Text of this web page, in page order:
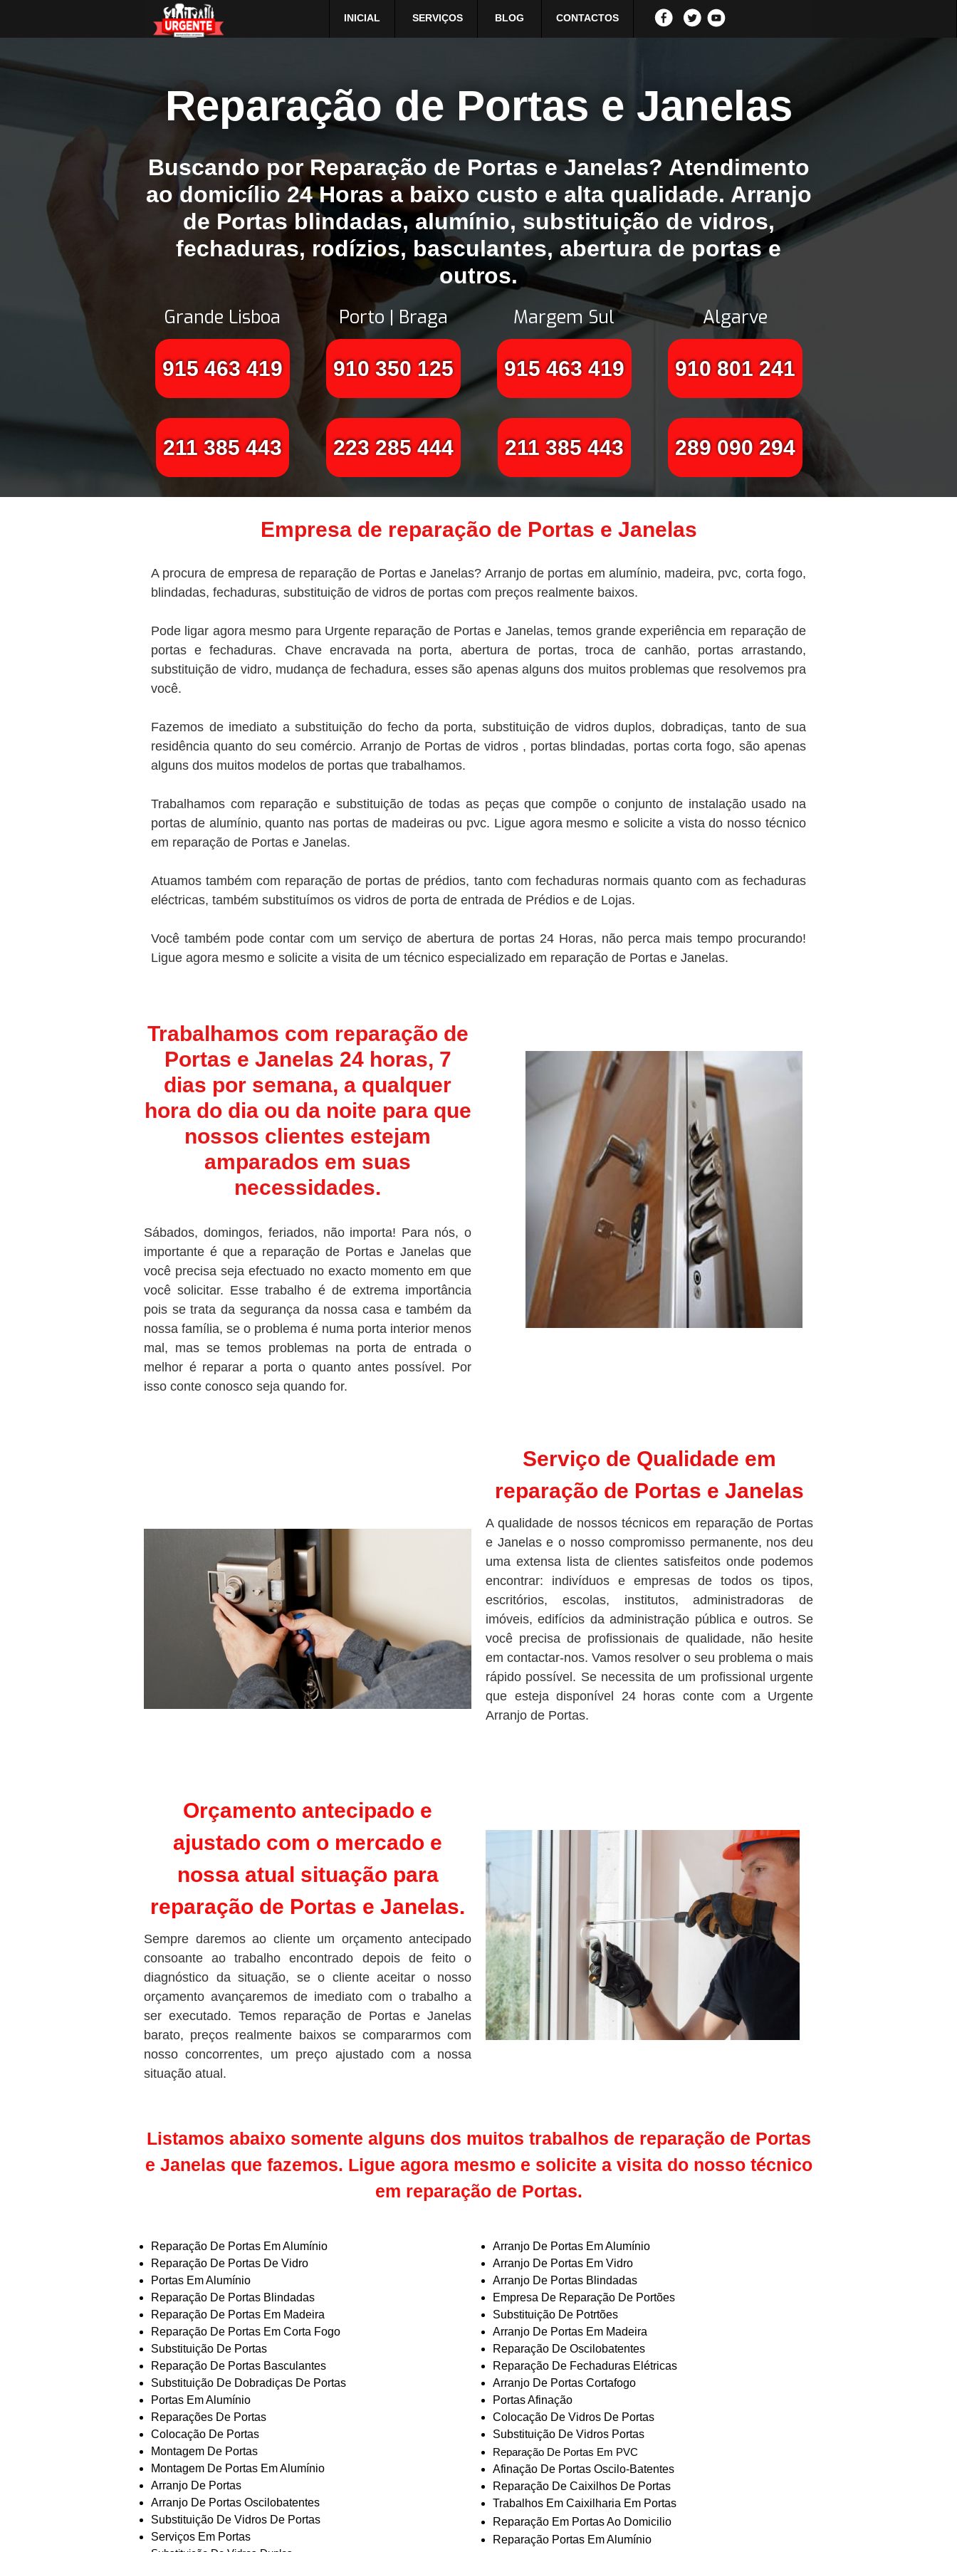
INICIAL SERVIÇOS BLOG CONTACTOS
Reparação de Portas e Janelas
Buscando por Reparação de Portas e Janelas? Atendimento
ao domicílio 24 Horas a baixo custo e alta qualidade. Arranjo
de Portas blindadas, alumínio, substituição de vidros,
fechaduras, rodízios, basculantes, abertura de portas e
outros.
Grande Lisboa
915 463 419
211 385 443
Porto | Braga
910 350 125
223 285 444
Margem Sul
915 463 419
211 385 443
Algarve
910 801 241
289 090 294
Empresa de reparação de Portas e Janelas
A procura de empresa de reparação de Portas e Janelas? Arranjo de portas em alumínio, madeira, pvc, corta fogo,
blindadas, fechaduras, substituição de vidros de portas com preços realmente baixos.
Pode ligar agora mesmo para Urgente reparação de Portas e Janelas, temos grande experiência em reparação de
portas e fechaduras. Chave encravada na porta, abertura de portas, troca de canhão, portas arrastando,
substituição de vidro, mudança de fechadura, esses são apenas alguns dos muitos problemas que resolvemos pra
você.
Fazemos de imediato a substituição do fecho da porta, substituição de vidros duplos, dobradiças, tanto de sua
residência quanto do seu comércio. Arranjo de Portas de vidros , portas blindadas, portas corta fogo, são apenas
alguns dos muitos modelos de portas que trabalhamos.
Trabalhamos com reparação e substituição de todas as peças que compõe o conjunto de instalação usado na
portas de alumínio, quanto nas portas de madeiras ou pvc. Ligue agora mesmo e solicite a vista do nosso técnico
em reparação de Portas e Janelas.
Atuamos também com reparação de portas de prédios, tanto com fechaduras normais quanto com as fechaduras
eléctricas, também substituímos os vidros de porta de entrada de Prédios e de Lojas.
Você também pode contar com um serviço de abertura de portas 24 Horas, não perca mais tempo procurando!
Ligue agora mesmo e solicite a visita de um técnico especializado em reparação de Portas e Janelas.
Trabalhamos com reparação de
Portas e Janelas 24 horas, 7
dias por semana, a qualquer
hora do dia ou da noite para que
nossos clientes estejam
amparados em suas
necessidades.
Sábados, domingos, feriados, não importa! Para nós, o
importante é que a reparação de Portas e Janelas que
você precisa seja efectuado no exacto momento em que
você solicitar. Esse trabalho é de extrema importância
pois se trata da segurança da nossa casa e também da
nossa família, se o problema é numa porta interior menos
mal, mas se temos problemas na porta de entrada o
melhor é reparar a porta o quanto antes possível. Por
isso conte conosco seja quando for.
Serviço de Qualidade em
reparação de Portas e Janelas
A qualidade de nossos técnicos em reparação de Portas
e Janelas e o nosso compromisso permanente, nos deu
uma extensa lista de clientes satisfeitos onde podemos
encontrar: indivíduos e empresas de todos os tipos,
escritórios, escolas, institutos, administradoras de
imóveis, edifícios da administração pública e outros. Se
você precisa de profissionais de qualidade, não hesite
em contactar-nos. Vamos resolver o seu problema o mais
rápido possível. Se necessita de um profissional urgente
que esteja disponível 24 horas conte com a Urgente
Arranjo de Portas.
Orçamento antecipado e
ajustado com o mercado e
nossa atual situação para
reparação de Portas e Janelas.
Sempre daremos ao cliente um orçamento antecipado
consoante ao trabalho encontrado depois de feito o
diagnóstico da situação, se o cliente aceitar o nosso
orçamento avançaremos de imediato com o trabalho a
ser executado. Temos reparação de Portas e Janelas
barato, preços realmente baixos se compararmos com
nosso concorrentes, um preço ajustado com a nossa
situação atual.
Listamos abaixo somente alguns dos muitos trabalhos de reparação de Portas
e Janelas que fazemos. Ligue agora mesmo e solicite a visita do nosso técnico
em reparação de Portas.
Reparação De Portas Em Alumínio
Reparação De Portas De Vidro
Portas Em Alumínio
Reparação De Portas Blindadas
Reparação De Portas Em Madeira
Reparação De Portas Em Corta Fogo
Substituição De Portas
Reparação De Portas Basculantes
Substituição De Dobradiças De Portas
Portas Em Alumínio
Reparações De Portas
Colocação De Portas
Montagem De Portas
Montagem De Portas Em Alumínio
Arranjo De Portas
Arranjo De Portas Oscilobatentes
Substituição De Vidros De Portas
Serviços Em Portas
Arranjo De Portas Em Alumínio
Arranjo De Portas Em Vidro
Arranjo De Portas Blindadas
Empresa De Reparação De Portões
Substituição De Potrtões
Arranjo De Portas Em Madeira
Reparação De Oscilobatentes
Reparação De Fechaduras Elétricas
Arranjo De Portas Cortafogo
Portas Afinação
Colocação De Vidros De Portas
Substituição De Vidros Portas
Reparação De Portas Em PVC
Afinação De Portas Oscilo-Batentes
Reparação De Caixilhos De Portas
Trabalhos Em Caixilharia Em Portas
Reparação Em Portas Ao Domicilio
Reparação Portas Em Alumínio